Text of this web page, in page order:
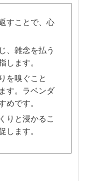
すことで、心
、雑念を払う
します。
を嗅ぐこと
す。ラベンダ
めです。
りと浸かるこ
します。